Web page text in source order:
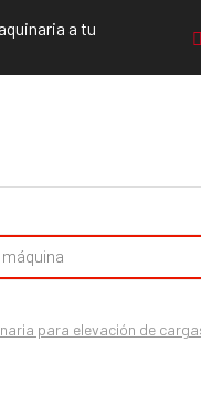
a tu
para elevación de